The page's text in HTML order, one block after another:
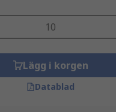
Lägg i korgen
Datablad